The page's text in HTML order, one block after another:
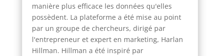
manière plus efficace les données qu'elles
possèdent. La plateforme a été mise au point
par un groupe de chercheurs, dirigé par
l'entrepreneur et expert en marketing, Harlan
Hillman. Hillman a été inspiré par